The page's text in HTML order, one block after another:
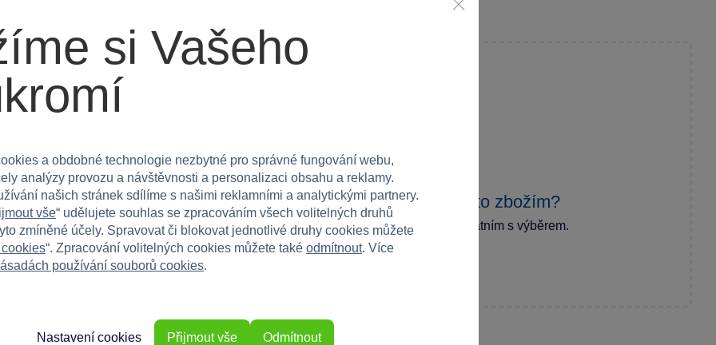
Máte zkušenost s tímto zbožím?
Napište recenzi a pomozte ostatním s výběrem.
si Vašeho
a obdobné technologie nezbytné pro správné fungování webu,
analýzy provozu a návštěvnosti a personalizaci obsahu a reklamy.
našich stránek sdílíme s našimi reklamními a analytickými partnery.
vše“ udělujete souhlas se zpracováním všech volitelných druhů
zmíněné účely. Spravovat či blokovat jednotlivé druhy cookies můžete
“. Zpracování volitelných cookies můžete také odmítnout. Více
používání souborů cookies.
Odmítnout
Nastavení cookies Přijmout vše